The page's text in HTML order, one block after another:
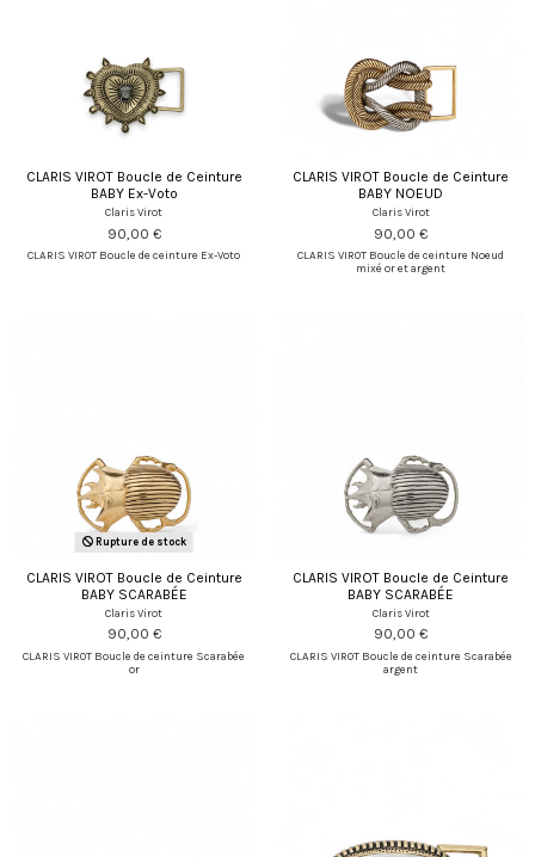
CLARIS VIROT Boucle de Ceinture
BABY Ex-Voto
Claris Virot
90,00 €
CLARIS VIROT Boucle de ceinture Ex-Voto
CLARIS VIROT Boucle de Ceinture
BABY NOEUD
Claris Virot
90,00 €
CLARIS VIROT Boucle de ceinture Noeud
mixé or et argent
Rupture de stock
CLARIS VIROT Boucle de Ceinture
BABY SCARABÉE
Claris Virot
90,00 €
CLARIS VIROT Boucle de ceinture Scarabée
or
CLARIS VIROT Boucle de Ceinture
BABY SCARABÉE
Claris Virot
90,00 €
CLARIS VIROT Boucle de ceinture Scarabée
argent